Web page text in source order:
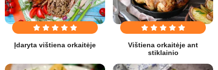
Įdaryta vištiena orkaitėje
Vištiena orkaitėje ant
stiklainio